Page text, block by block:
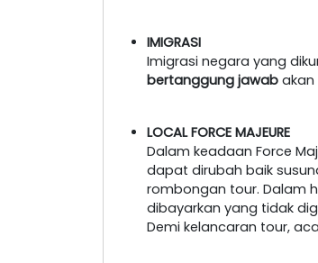
IMIGRASI
Imigrasi negara yang
bertanggung jawab akan
LOCAL FORCE MAJEURE
Dalam keadaan Force
dapat dirubah baik
rombongan tour. Dalam
dibayarkan yang tidak
Demi kelancaran tour,